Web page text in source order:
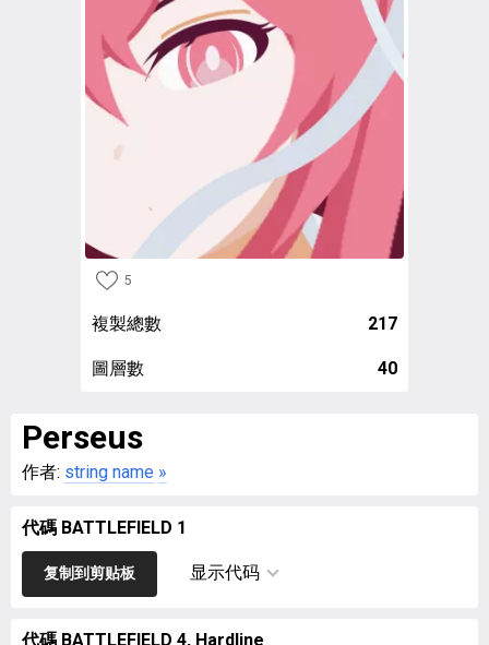
5
複製總數 217
圖層數 40
Perseus
作者: string name »
代碼 BATTLEFIELD 1
复制到剪贴板 显示代码
代碼 BATTLEFIELD 4, Hardline